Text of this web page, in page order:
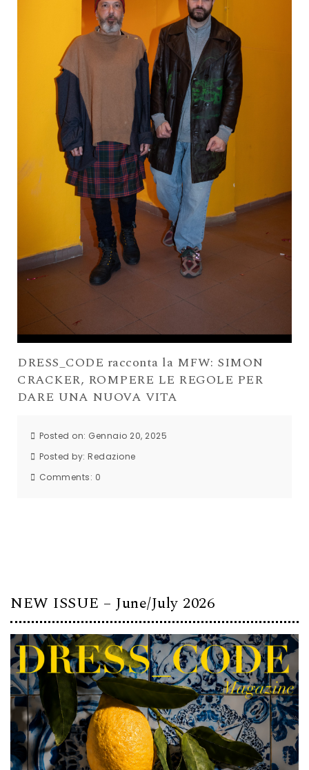
DRESS_CODE racconta la MFW: SIMON
CRACKER, ROMPERE LE REGOLE PER
DARE UNA NUOVA VITA
Posted on: Gennaio 20, 2025
Posted by: Redazione
Comments: 0
NEW ISSUE – June/July 2026